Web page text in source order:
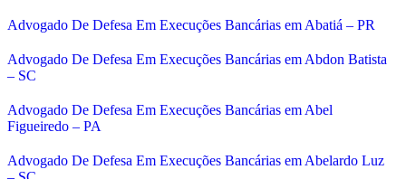
Advogado De Defesa Em Execuções Bancárias em Abatiá – PR
Advogado De Defesa Em Execuções Bancárias em Abdon Batista
– SC
Advogado De Defesa Em Execuções Bancárias em Abel
Figueiredo – PA
Advogado De Defesa Em Execuções Bancárias em Abelardo Luz